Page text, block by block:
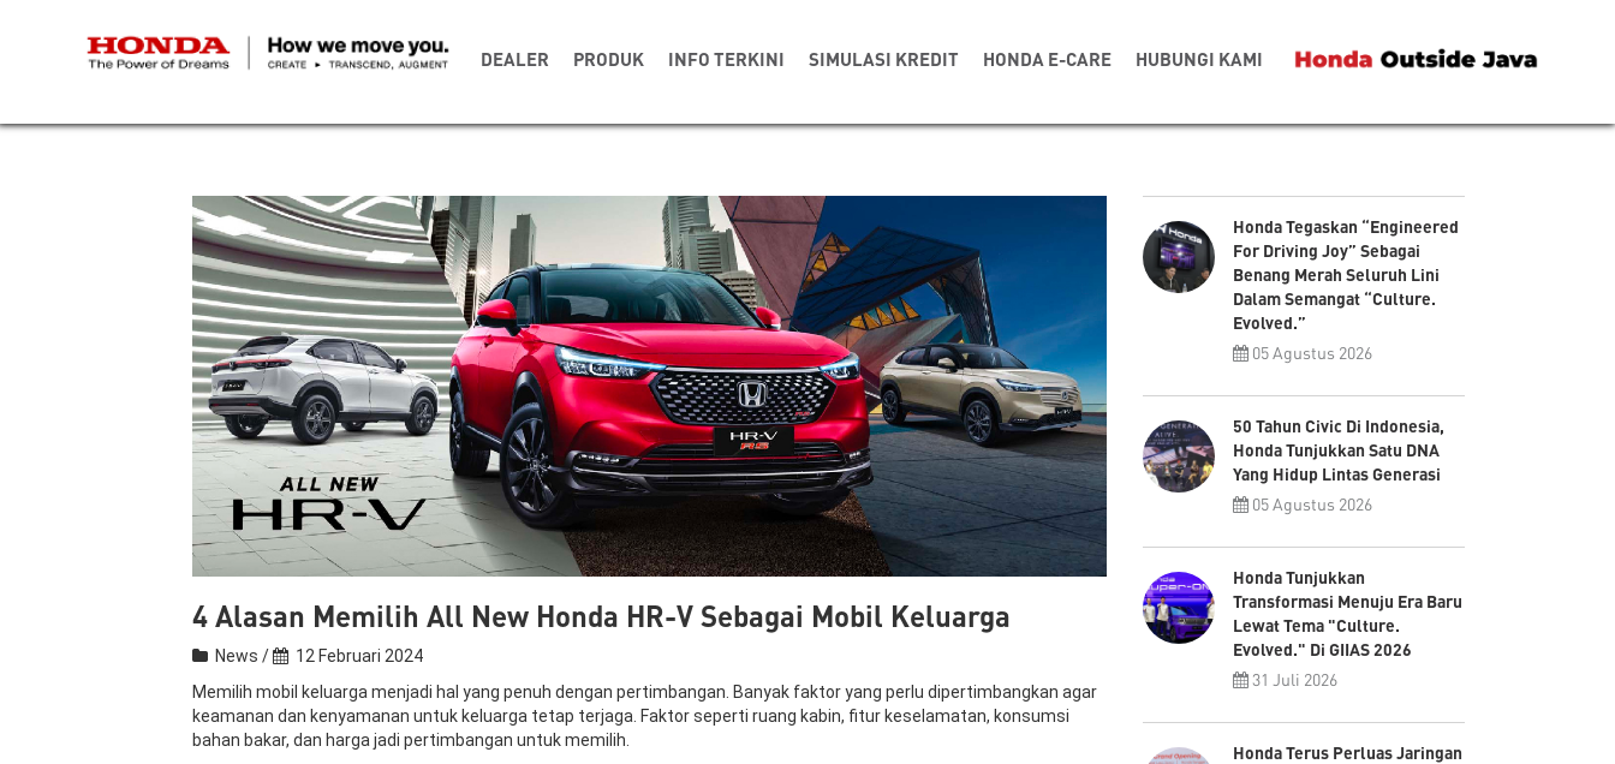
DEALER PRODUK INFO TERKINI SIMULASI KREDIT HONDA E-CARE HUBUNGI KAMI
4 Alasan Memilih All New Honda HR-V Sebagai Mobil Keluarga
News /
12 Februari 2024
Memilih mobil keluarga menjadi hal yang penuh dengan pertimbangan. Banyak faktor yang perlu dipertimbangkan agar
keamanan dan kenyamanan untuk keluarga tetap terjaga. Faktor seperti ruang kabin, fitur keselamatan, konsumsi
bahan bakar, dan harga jadi pertimbangan untuk memilih.
Honda Tegaskan “Engineered
For Driving Joy” Sebagai
Benang Merah Seluruh Lini
Dalam Semangat “Culture.
Evolved.”
05 Agustus 2026
50 Tahun Civic Di Indonesia,
Honda Tunjukkan Satu DNA
Yang Hidup Lintas Generasi
05 Agustus 2026
Honda Tunjukkan
Transformasi Menuju Era Baru
Lewat Tema "Culture.
Evolved." Di GIIAS 2026
31 Juli 2026
Honda Terus Perluas Jaringan